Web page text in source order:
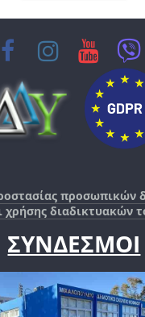
προσωπικών
χρήσης διαδικτυακών
ΣΥΝΔΕΣΜΟΙ